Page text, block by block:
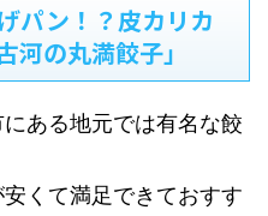
パン！？皮カリカ
河の丸満餃子」
ある地元では有名な餃
くて満足できておすす